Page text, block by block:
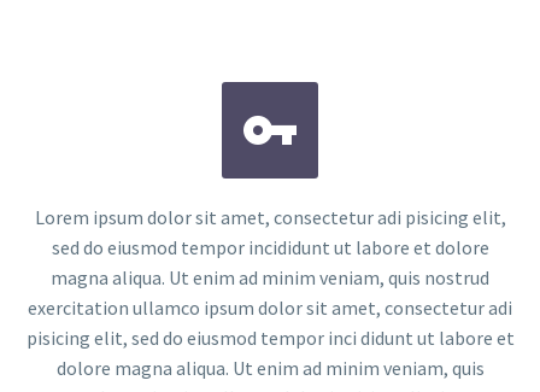


Lorem ipsum dolor sit amet, consectetur adi pisicing elit,
sed do eiusmod tempor incididunt ut labore et dolore
magna aliqua. Ut enim ad minim veniam, quis nostrud
exercitation ullamco ipsum dolor sit amet, consectetur adi
pisicing elit, sed do eiusmod tempor inci didunt ut labore et
dolore magna aliqua. Ut enim ad minim veniam, quis